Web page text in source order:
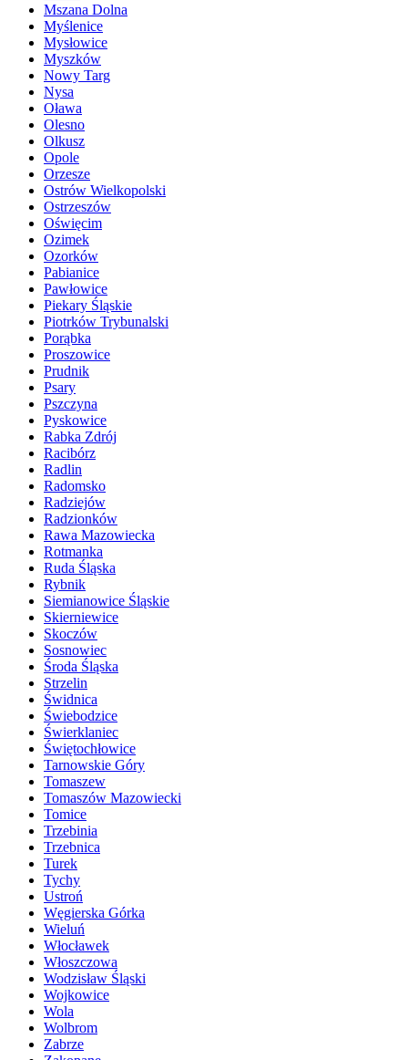
Mszana Dolna
Myślenice
Mysłowice
Myszków
Nowy Targ
Nysa
Oława
Olesno
Olkusz
Opole
Orzesze
Ostrów Wielkopolski
Ostrzeszów
Oświęcim
Ozimek
Ozorków
Pabianice
Pawłowice
Piekary Śląskie
Piotrków Trybunalski
Porąbka
Proszowice
Prudnik
Psary
Pszczyna
Pyskowice
Rabka Zdrój
Racibórz
Radlin
Radomsko
Radziejów
Radzionków
Rawa Mazowiecka
Rotmanka
Ruda Śląska
Rybnik
Siemianowice Śląskie
Skierniewice
Skoczów
Sosnowiec
Środa Śląska
Strzelin
Świdnica
Świebodzice
Świerklaniec
Świętochłowice
Tarnowskie Góry
Tomaszew
Tomaszów Mazowiecki
Tomice
Trzebinia
Trzebnica
Turek
Tychy
Ustroń
Węgierska Górka
Wieluń
Włocławek
Włoszczowa
Wodzisław Śląski
Wojkowice
Wola
Wolbrom
Zabrze